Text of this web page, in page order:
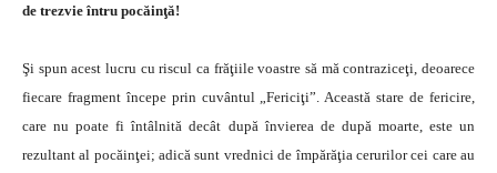
de trezvie întru pocăinţă!
Şi spun acest lucru cu riscul ca frăţiile voastre să mă contraziceţi, deoarece
fiecare fragment începe prin cuvântul „Fericiţi”. Această stare de fericire,
care nu poate fi întâlnită decât după învierea de după moarte, este un
rezultant al pocăinţei; adică sunt vrednici de împărăţia cerurilor cei care au